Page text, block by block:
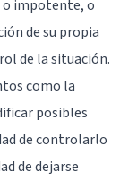
o impotente, o
de su propia
de la situación.
como la
posibles
de controlarlo
de dejarse